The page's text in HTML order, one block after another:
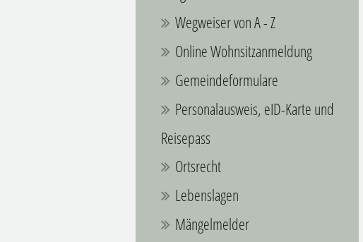
Wegweiser von A - Z
Online Wohnsitzanmeldung
Gemeindeformulare
Personalausweis, eID-Karte und
Reisepass
Ortsrecht
Lebenslagen
Mängelmelder